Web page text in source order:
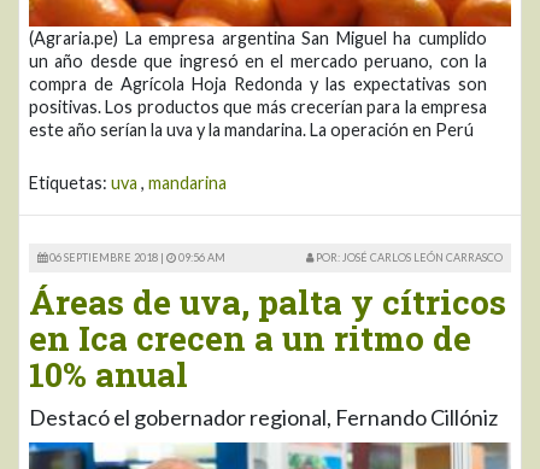
(Agraria.pe) La empresa argentina San Miguel ha cumplido
un año desde que ingresó en el mercado peruano, con la
compra de Agrícola Hoja Redonda y las expectativas son
positivas. Los productos que más crecerían para la empresa
este año serían la uva y la mandarina. La operación en Perú
Etiquetas: uva , mandarina
06 SEPTIEMBRE 2018 | 09:56 AM POR: JOSÉ CARLOS LEÓN CARRASCO
Áreas de uva, palta y cítricos
en Ica crecen a un ritmo de
10% anual
Destacó el gobernador regional, Fernando Cillóniz